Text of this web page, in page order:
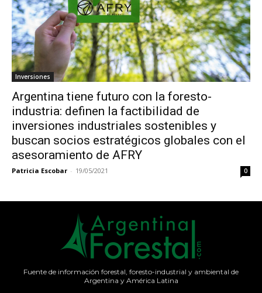
Inversiones
Argentina tiene futuro con la foresto-
industria: definen la factibilidad de
inversiones industriales sostenibles y
buscan socios estratégicos globales con el
asesoramiento de AFRY
Patricia Escobar - 19/05/2021 0
Fuente de información forestal, foresto-industrial y ambiental de
Argentina y América Latina